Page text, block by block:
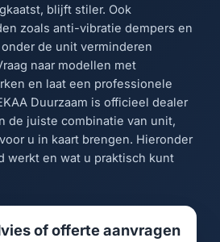
blijft stiler. Ook
zoals anti-vibratie dempers en
de unit verminderen
naar modellen met
en laat een professionele
Duurzaam is officieel dealer
de juiste combinatie van unit,
u in kaart brengen. Hieronder
werkt en wat u praktisch kunt
of offerte aanvragen